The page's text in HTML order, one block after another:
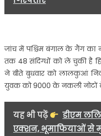
जांच में पश्चिम बंगाल के गैंग का
तक 48 संदिग्धों को ले चुकी है
ने बीते बुधवार को लालकुआं
युवक को 9000 के नकली नोटों के
यह भी पढ़ें
डीएम
एक्शन, भूमाफियाओं से